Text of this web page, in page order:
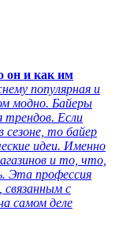
он и как им
популярная и
модно. Байеры
трендов. Если
сезоне, то байер
идеи. Именно
и то, что,
Эта профессия
с
самом деле